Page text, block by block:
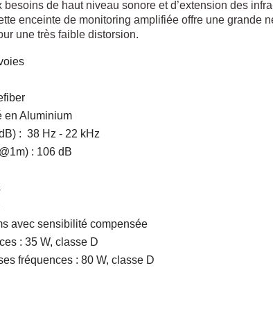
de haut niveau sonore et d’extension des
enceinte de monitoring amplifiée offre une grande
une très faible distorsion.
en Aluminium
: 38 Hz - 22 kHz
: 106 dB
avec sensibilité compensée
: 35 W, classe D
fréquences : 80 W, classe D